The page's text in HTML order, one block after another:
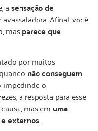
asensação de
Afinal, você
masparece que
por muitos
não conseguem
impedindo o
a resposta para esse
mas em uma
externos.